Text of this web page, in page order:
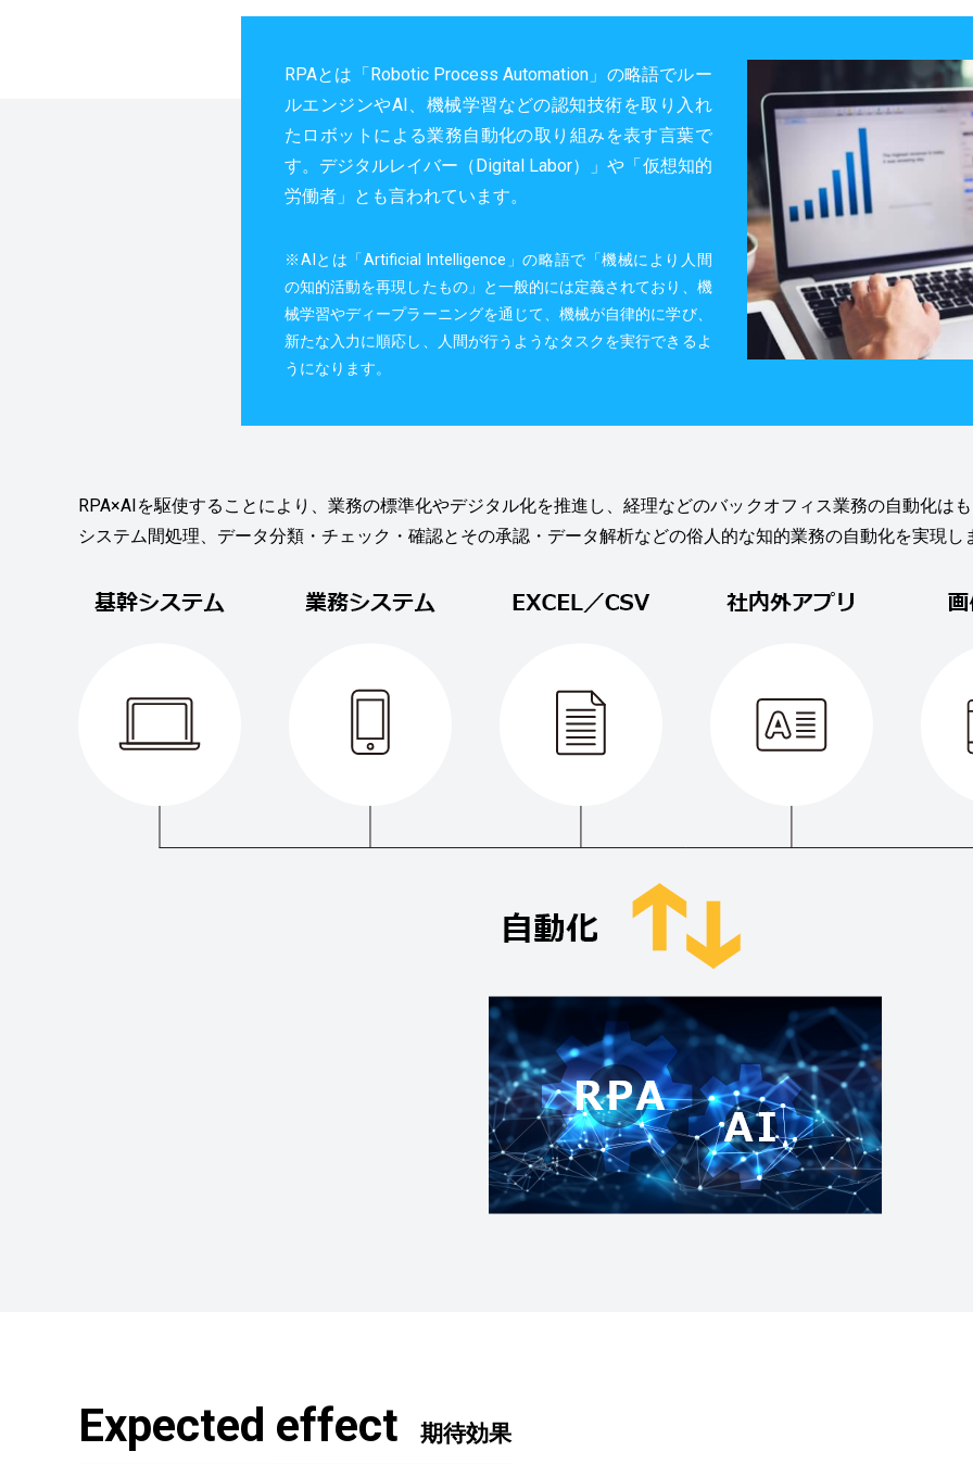
RPAとは「Robotic Process Automation」の略語でルー
ルエンジンやAI、機械学習などの認知技術を取り入れ
たロボットによる業務自動化の取り組みを表す言葉で
す。デジタルレイバー（Digital Labor）」や「仮想知的
労働者」とも言われています。
※AIとは「Artificial Intelligence」の略語で「機械により人間
の知的活動を再現したもの」と一般的には定義されており、機
械学習やディープラーニングを通じて、機械が自律的に学び、
新たな入力に順応し、人間が行うようなタスクを実行できるよ
うになります。
RPA×AIを駆使することにより、業務の標準化やデジタル化を推進し、経理などのバックオフィス業務の自動化は
システム間処理、データ分類・チェック・確認とその承認・データ解析などの俗人的な知的業務の自動化を実現し
Expected effect 期待効果